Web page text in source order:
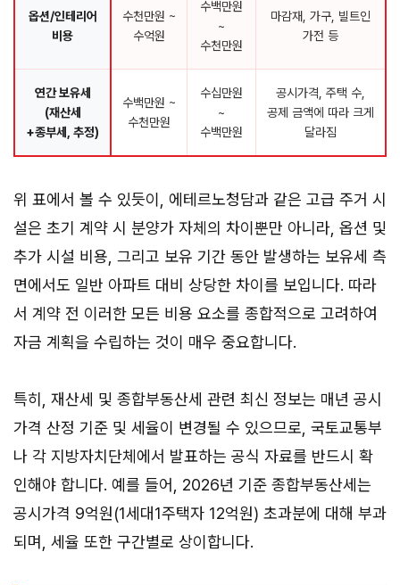
옵션/인테리어
비용
수천만원 ~
수억원
수백만원
~
수천만원
마감재, 가구, 빌트인
가전 등
연간 보유세
(재산세
+종부세, 추정)
수백만원 ~
수천만원
수십만원
~
수백만원
공시가격, 주택 수,
공제 금액에 따라 크게
달라짐
위 표에서 볼 수 있듯이, 에테르노청담과 같은 고급 주거 시
설은 초기 계약 시 분양가 자체의 차이뿐만 아니라, 옵션 및
추가 시설 비용, 그리고 보유 기간 동안 발생하는 보유세 측
면에서도 일반 아파트 대비 상당한 차이를 보입니다. 따라
서 계약 전 이러한 모든 비용 요소를 종합적으로 고려하여
자금 계획을 수립하는 것이 매우 중요합니다.
특히, 재산세 및 종합부동산세 관련 최신 정보는 매년 공시
가격 산정 기준 및 세율이 변경될 수 있으므로, 국토교통부
나 각 지방자치단체에서 발표하는 공식 자료를 반드시 확
인해야 합니다. 예를 들어, 2026년 기준 종합부동산세는
공시가격 9억원(1세대1주택자 12억원) 초과분에 대해 부과
되며, 세율 또한 구간별로 상이합니다.